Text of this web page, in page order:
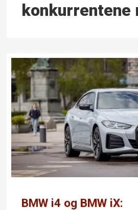
konkurrentene
BMW i4 og BMW iX: